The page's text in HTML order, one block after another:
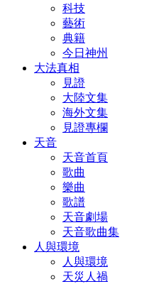
科技
藝術
典籍
今日神州
大法真相
見證
大陸文集
海外文集
見證專欄
天音
天音首頁
歌曲
樂曲
歌譜
天音劇場
天音歌曲集
人與環境
人與環境
天災人禍